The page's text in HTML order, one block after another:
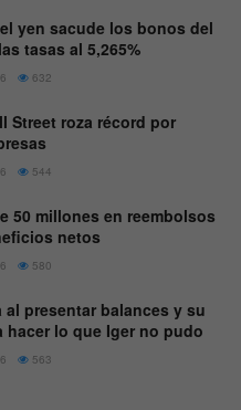
yen sacude los bonos del
tasas al 5,265%
632
Street roza récord por
544
50 millones en reembolsos
netos
580
al presentar balances y su
hacer lo que Iger no pudo
563